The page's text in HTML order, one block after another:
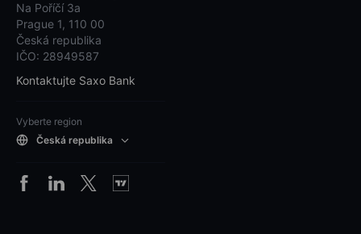
Na Poříčí 3a
Prague 1, 110 00
Česká republika
IČO: 28949587
Kontaktujte Saxo Bank
Vyberte region
Česká republika